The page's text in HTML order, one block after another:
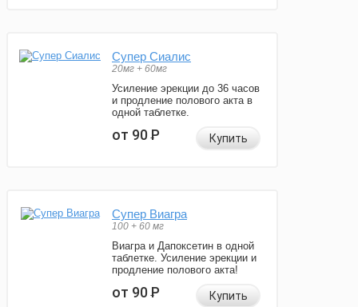
Супер Сиалис
20мг + 60мг
Усиление эрекции до 36 часов
и продление полового акта в
одной таблетке.
от 90Р Купить
Супер Виагра
100 + 60 мг
Виагра и Дапоксетин в одной
таблетке. Усиление эрекции и
продление полового акта!
от 90Р Купить